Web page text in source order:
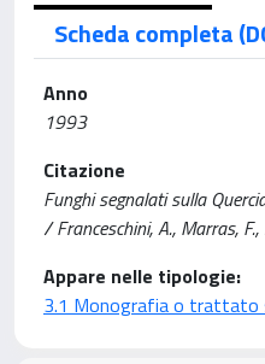
Scheda completa
Anno
1993
Citazione
Funghi segnalati sulla
/ Franceschini, A., Marras,
Appare nelle tipologie:
3.1 Monografia o trattato